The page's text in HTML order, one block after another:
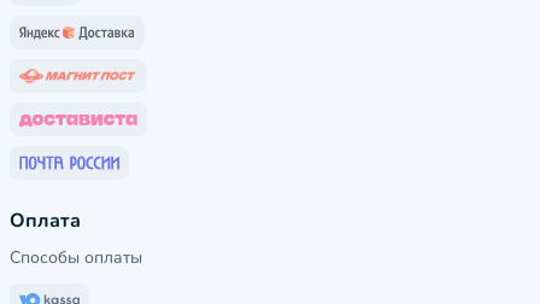
Оплата
Способы оплаты